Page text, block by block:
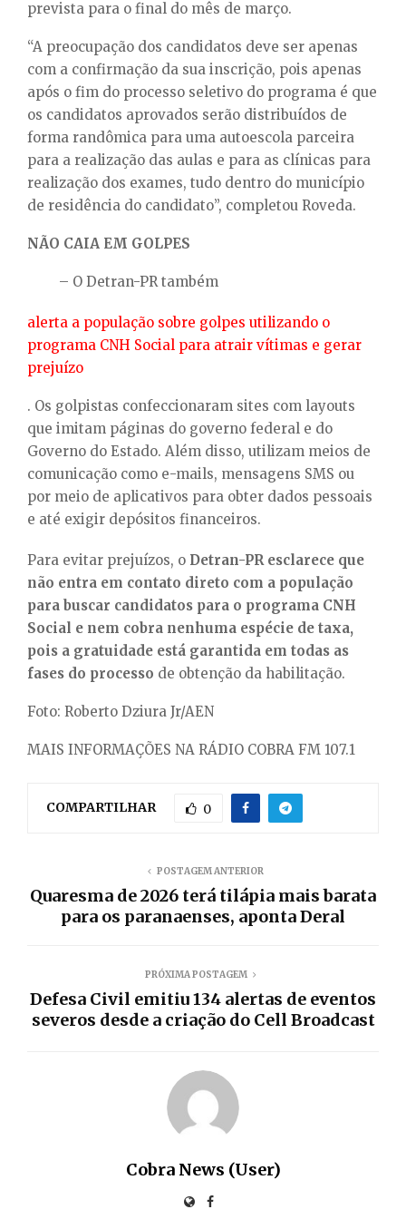
prevista para o final do mês de março.
“A preocupação dos candidatos deve ser apenas
com a confirmação da sua inscrição, pois apenas
após o fim do processo seletivo do programa é que
os candidatos aprovados serão distribuídos de
forma randômica para uma autoescola parceira
para a realização das aulas e para as clínicas para
realização dos exames, tudo dentro do município
de residência do candidato”, completou Roveda.
NÃO CAIA EM GOLPES
– O Detran-PR também
alerta a população sobre golpes utilizando o
programa CNH Social para atrair vítimas e gerar
prejuízo
. Os golpistas confeccionaram sites com layouts
que imitam páginas do governo federal e do
Governo do Estado. Além disso, utilizam meios de
comunicação como e-mails, mensagens SMS ou
por meio de aplicativos para obter dados pessoais
e até exigir depósitos financeiros.
Para evitar prejuízos, o Detran-PR esclarece que
não entra em contato direto com a população
para buscar candidatos para o programa CNH
Social e nem cobra nenhuma espécie de taxa,
pois a gratuidade está garantida em todas as
fases do processo de obtenção da habilitação.
Foto: Roberto Dziura Jr/AEN
MAIS INFORMAÇÕES NA RÁDIO COBRA FM 107.1
COMPARTILHAR 0
POSTAGEM ANTERIOR
Quaresma de 2026 terá tilápia mais barata
para os paranaenses, aponta Deral
PRÓXIMA POSTAGEM
Defesa Civil emitiu 134 alertas de eventos
severos desde a criação do Cell Broadcast
Cobra News (User)